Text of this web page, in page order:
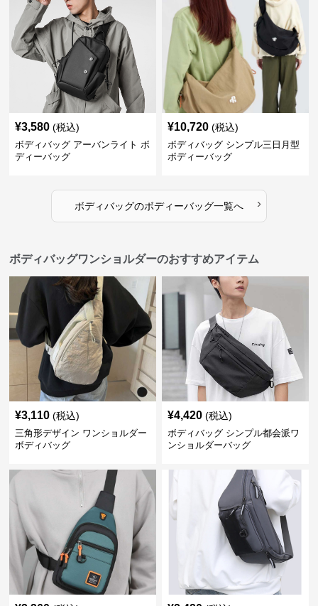
¥3,580 (税込)
ボディバッグ アーバンライト ボ
ディーバッグ
¥10,720 (税込)
ボディバッグ シンプル三日月型
ボディーバッグ
ボディバッグのボディーバッグ一覧へ ›
ボディバッグワンショルダーのおすすめアイテム
¥3,110 (税込)
三角形デザイン ワンショルダー
ボディバッグ
¥4,420 (税込)
ボディバッグ シンプル都会派ワ
ンショルダーバッグ